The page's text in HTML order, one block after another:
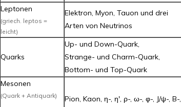
Leptonen
(griech. leptos =
leicht)
Elektron, Myon, Tauon und drei
Arten von Neutrinos
Quarks
Up- und Down-Quark,
Strange- und Charm-Quark,
Bottom- und Top-Quark
Mesonen
(Quark + Antiquark)
Pion, Kaon, η-, η', ρ-, ω-, φ-, J/ψ-, B-,